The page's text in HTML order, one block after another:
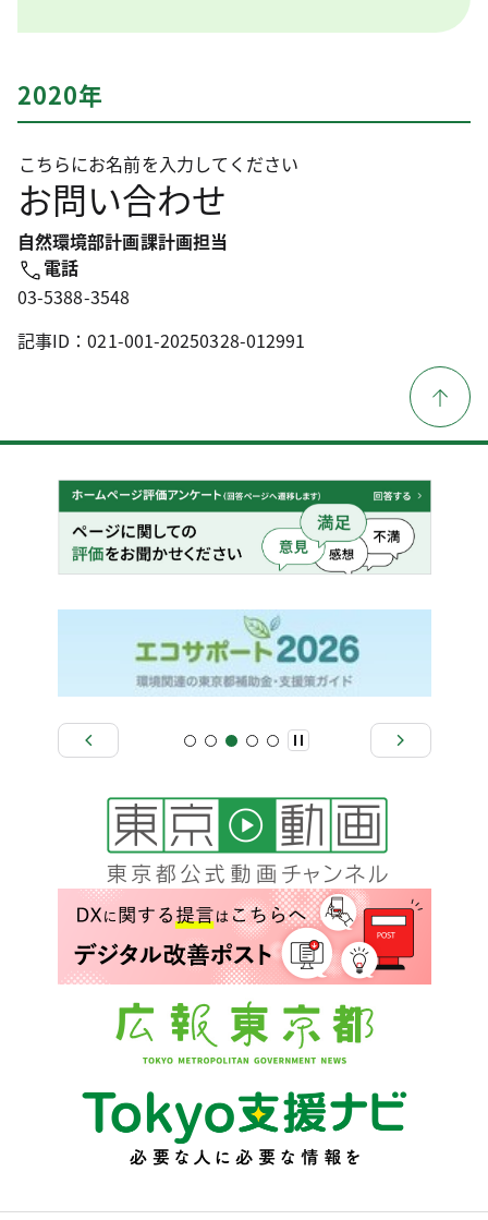
2020年
こちらにお名前を入力してください
お問い合わせ
自然環境部計画課計画担当
電話
03-5388-3548
記事ID：021-001-20250328-012991